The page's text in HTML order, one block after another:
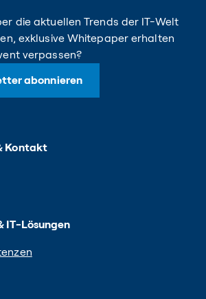
die aktuellen Trends der IT-Welt
exklusive Whitepaper erhalten
verpassen?
abonnieren
Kontakt
IT-Lösungen